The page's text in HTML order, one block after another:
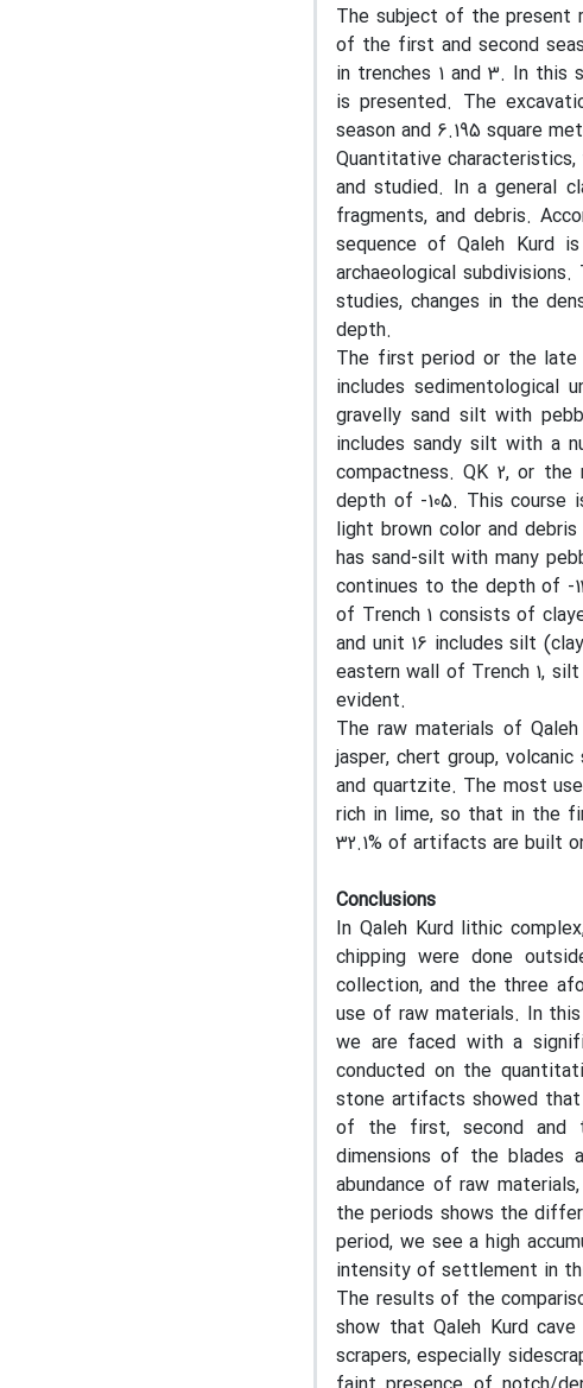
The subject of the present
of the first and second
in trenches 1 and 3. In this
is presented. The
season and 6.195 square
Quantitative
and studied. In a general
fragments, and debris.
sequence of Qaleh Kurd
archaeological
studies, changes in the
depth.
The first period or the late
includes sedimentological
gravelly sand silt with
includes sandy silt with a
compactness. QK 2, or
depth of -105. This course
light brown color and
has sand-silt with many
continues to the depth of -
of Trench 1 consists of
and unit 16 includes silt
eastern wall of Trench 1,
evident.
The raw materials of
jasper, chert group,
and quartzite. The most
rich in lime, so that in the
32.1% of artifacts are built
Conclusions
In Qaleh Kurd lithic
chipping were done
collection, and the three
use of raw materials. In
we are faced with a
conducted on the
stone artifacts showed
of the first, second and
dimensions of the blades
abundance of raw
the periods shows the
period, we see a high
intensity of settlement in
The results of the
show that Qaleh Kurd
scrapers, especially